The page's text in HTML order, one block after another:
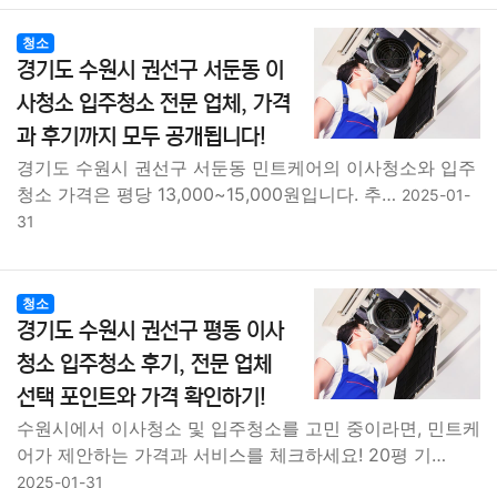
청소
경기도 수원시 권선구 서둔동 이
사청소 입주청소 전문 업체, 가격
과 후기까지 모두 공개됩니다!
경기도 수원시 권선구 서둔동 민트케어의 이사청소와 입주
청소 가격은 평당 13,000~15,000원입니다. 추… 2025-01-
31
청소
경기도 수원시 권선구 평동 이사
청소 입주청소 후기, 전문 업체
선택 포인트와 가격 확인하기!
수원시에서 이사청소 및 입주청소를 고민 중이라면, 민트케
어가 제안하는 가격과 서비스를 체크하세요! 20평 기…
2025-01-31